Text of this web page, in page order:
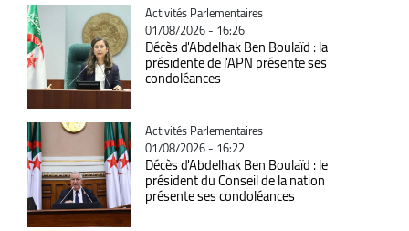
Catégorie
Activités Parlementaires
01/08/2026 - 16:26
Décès d'Abdelhak Ben Boulaïd : la
présidente de l'APN présente ses
condoléances
Catégorie
Activités Parlementaires
01/08/2026 - 16:22
Décès d'Abdelhak Ben Boulaïd : le
président du Conseil de la nation
présente ses condoléances